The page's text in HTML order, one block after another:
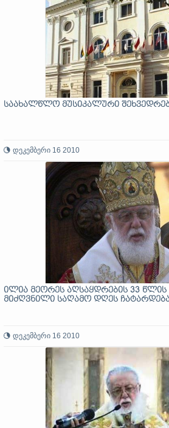
საახალწლო მუსიკალური
დეკემბერი 16 2010
ილია მეორეს აღსაყდრების 33
მიძღვნილი საღამო დღეს
დეკემბერი 16 2010